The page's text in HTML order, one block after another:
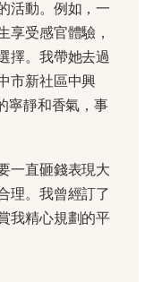
活動。例如，一
享受感官體驗，
擇。我帶她去過
市新社區中興
寧靜和香氣，事
一直砸錢表現大
理。我曾經訂了
我精心規劃的平